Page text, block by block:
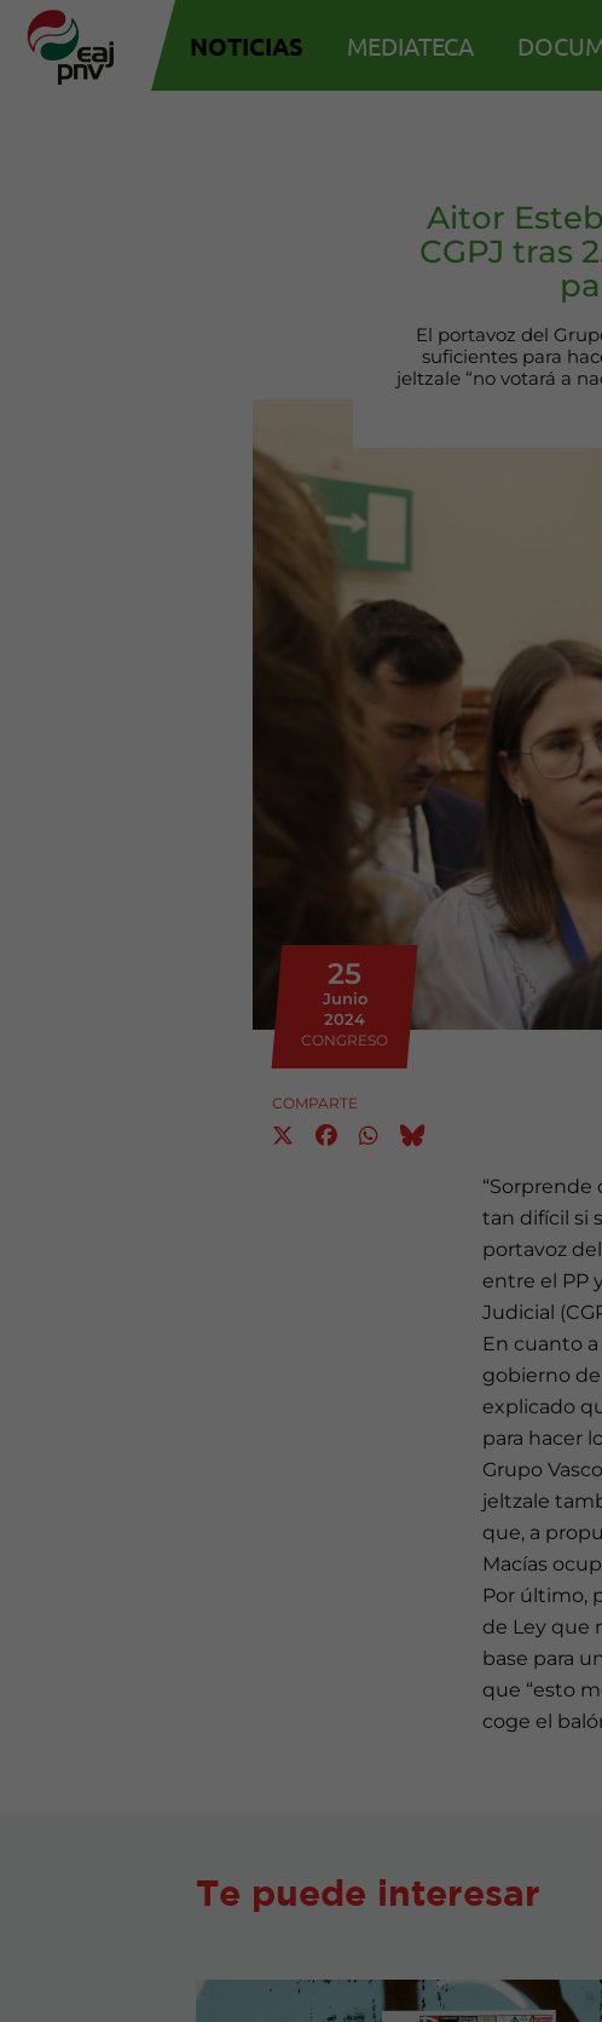
NOTICIAS MEDIATECA
Aitor
CGPJ tras
El portavoz del
suficientes para
jeltzale “no votará a
25
Junio
2024
CONGRESO
COMPARTE
“Sorprende
tan difícil si
portavoz
entre el PP
Judicial
En cuanto
gobierno
explicado
para hacer
Grupo
jeltzale
que, a
Macías
Por último,
de Ley que
base para
que “esto
coge el
Te puede interesar